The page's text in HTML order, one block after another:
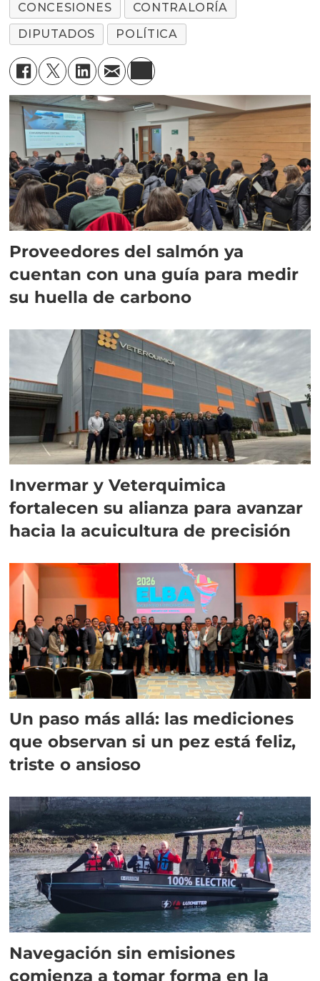
CONCESIONES
CONTRALORÍA
DIPUTADOS
POLÍTICA
Proveedores del salmón ya
cuentan con una guía para medir
su huella de carbono
Invermar y Veterquimica
fortalecen su alianza para avanzar
hacia la acuicultura de precisión
Un paso más allá: las mediciones
que observan si un pez está feliz,
triste o ansioso
Navegación sin emisiones
comienza a tomar forma en la